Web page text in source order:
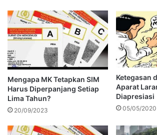
Mengapa MK Tetapkan SIM
Harus Diperpanjang Setiap
Lima Tahun?
20/09/2023
Ketegasan
Aparat
Diapresiasi
05/05/2020